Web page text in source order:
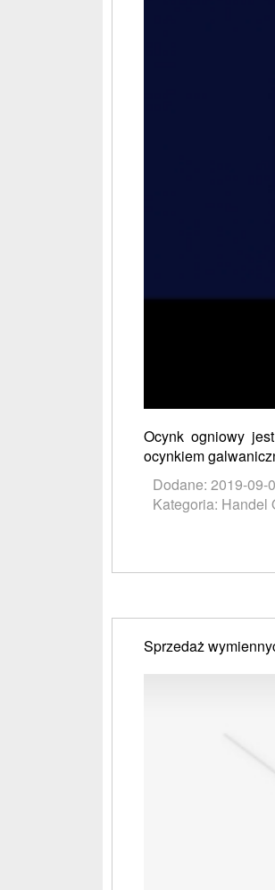
Ocynk ogniowy
ocynkiem
Dodane: 2019-09-
Kategoria: Handel
Sprzedaż